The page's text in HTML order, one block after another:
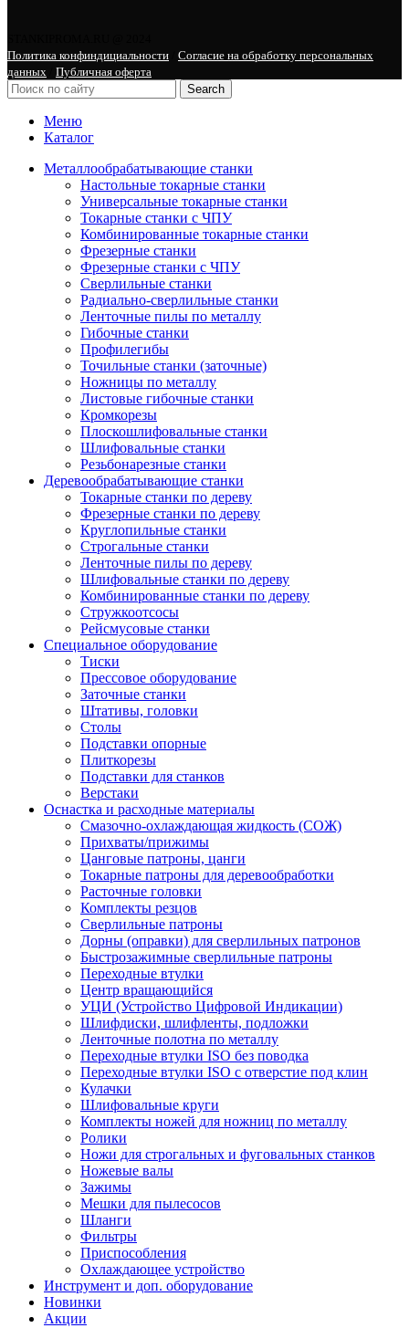
Политика конфиндициальности
Согласие на обработку персональных
данных
Публичная оферта
Search
Меню
Каталог
Металлообрабатывающие станки
Настольные токарные станки
Универсальные токарные станки
Токарные станки с ЧПУ
Комбинированные токарные станки
Фрезерные станки
Фрезерные станки с ЧПУ
Сверлильные станки
Радиально-сверлильные станки
Ленточные пилы по металлу
Гибочные станки
Профилегибы
Точильные станки (заточные)
Ножницы по металлу
Листовые гибочные станки
Кромкорезы
Плоскошлифовальные станки
Шлифовальные станки
Резьбонарезные станки
Деревообрабатывающие станки
Токарные станки по дереву
Фрезерные станки по дереву
Круглопильные станки
Строгальные станки
Ленточные пилы по дереву
Шлифовальные станки по дереву
Комбинированные станки по дереву
Стружкоотсосы
Рейсмусовые станки
Специальное оборудование
Тиски
Прессовое оборудование
Заточные станки
Штативы, головки
Столы
Подставки опорные
Плиткорезы
Подставки для станков
Верстаки
Оснастка и расходные материалы
Смазочно-охлаждающая жидкость (СОЖ)
Прихваты/прижимы
Цанговые патроны, цанги
Токарные патроны для деревообработки
Расточные головки
Комплекты резцов
Сверлильные патроны
Дорны (оправки) для сверлильных патронов
Быстрозажимные сверлильные патроны
Переходные втулки
Центр вращающийся
УЦИ (Устройство Цифровой Индикации)
Шлифдиски, шлифленты, подложки
Ленточные полотна по металлу
Переходные втулки ISO без поводка
Переходные втулки ISO с отверстие под клин
Кулачки
Шлифовальные круги
Комплекты ножей для ножниц по металлу
Ролики
Ножи для строгальных и фуговальных станков
Ножевые валы
Зажимы
Мешки для пылесосов
Шланги
Фильтры
Приспособления
Охлаждающее устройство
Инструмент и доп. оборудование
Новинки
Акции